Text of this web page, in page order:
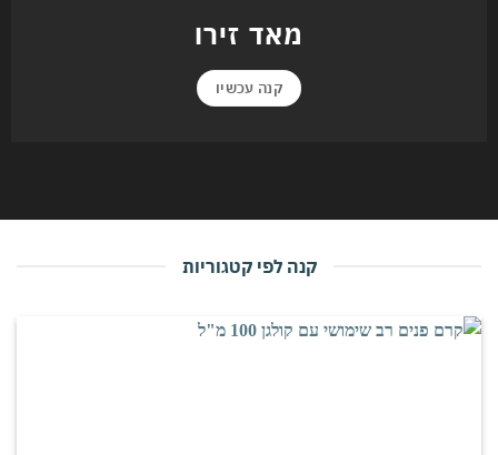
מאד זירו
קנה עכשיו
קנה לפי קטגוריות